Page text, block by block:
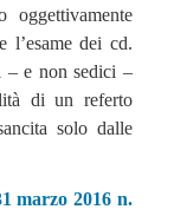
l’esame dei cd.
– e non sedici –
di un referto
solo dalle
marzo 2016 n.